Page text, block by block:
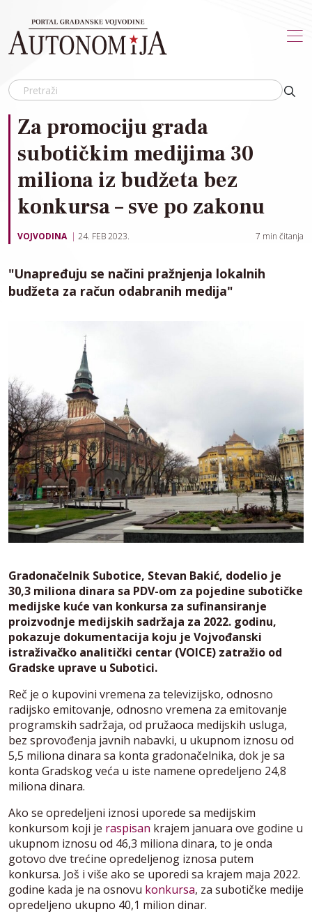
Za promociju grada
subotičkim medijima 30
miliona iz budžeta bez
konkursa – sve po zakonu
VOJVODINA 24. FEB 2023. 7 min čitanja
"Unapređuju se načini pražnjenja lokalnih
budžeta za račun odabranih medija"
Gradonačelnik Subotice, Stevan Bakić, dodelio je
30,3 miliona dinara sa PDV-om za pojedine subotičke
medijske kuće van konkursa za sufinansiranje
proizvodnje medijskih sadržaja za 2022. godinu,
pokazuje dokumentacija koju je Vojvođanski
istraživačko analitički centar (VOICE) zatražio od
Gradske uprave u Subotici.
Reč je o kupovini vremena za televizijsko, odnosno
radijsko emitovanje, odnosno vremena za emitovanje
programskih sadržaja, od pružaoca medijskih usluga,
bez sprovođenja javnih nabavki, u ukupnom iznosu od
5,5 miliona dinara sa konta gradonačelnika, dok je sa
konta Gradskog veća u iste namene opredeljeno 24,8
miliona dinara.
Ako se opredeljeni iznosi uporede sa medijskim
konkursom koji je raspisan krajem januara ove godine u
ukupnom iznosu od 46,3 miliona dinara, to je onda
gotovo dve trećine opredeljenog iznosa putem
konkursa. Još i više ako se uporedi sa krajem maja 2022.
godine kada je na osnovu konkursa, za subotičke medije
opredeljeno ukupno 40,1 milion dinar.